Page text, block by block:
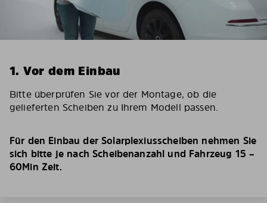
1. Vor dem Einbau
Bitte überprüfen Sie vor der Montage, ob die
gelieferten Scheiben zu Ihrem Modell passen.
Für den Einbau der Solarplexiusscheiben nehmen Sie
sich bitte je nach Scheibenanzahl und Fahrzeug 15 –
60Min Zeit.